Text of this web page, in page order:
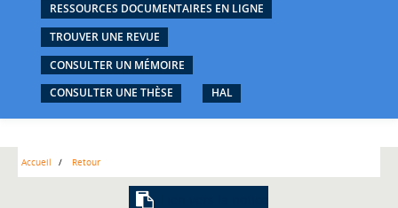
RESSOURCES DOCUMENTAIRES EN LIGNE
TROUVER UNE REVUE
CONSULTER UN MÉMOIRE
CONSULTER UNE THÈSE
HAL
Accueil Retour